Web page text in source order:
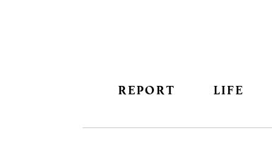
REPORT LIFE